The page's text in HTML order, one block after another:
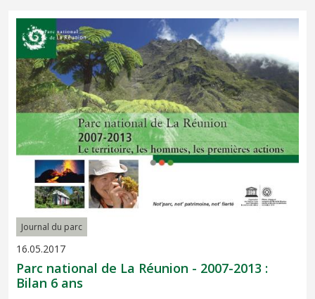
Journal du parc
16.05.2017
Parc national de La Réunion - 2007-2013 :
Bilan 6 ans